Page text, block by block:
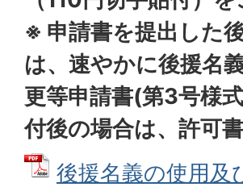
※ 申請書を提出した
は、速やかに後援名
更等申請書(第3号様
付後の場合は、許可
後援名義の使用及